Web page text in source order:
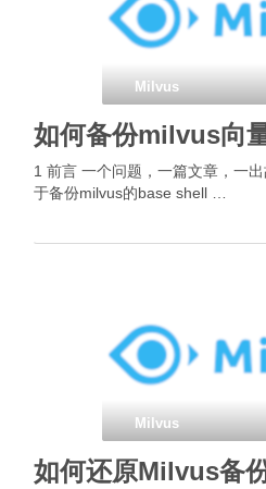
Milvus
如何备份milvus向
1 前言 一个问题，一篇文章，一
于备份milvus的base shell …
Milvus
如何还原Milvus备